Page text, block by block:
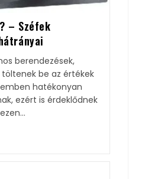
– Széfek
berendezések,
be az értékek
hatékonyan
ezért is érdeklődnek